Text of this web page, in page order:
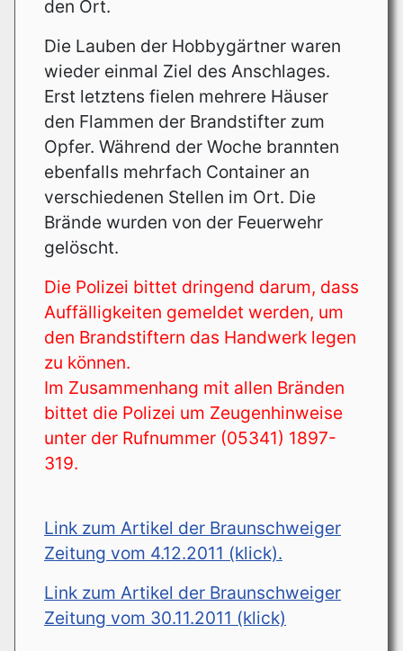
den Ort.
Die Lauben der Hobbygärtner waren
wieder einmal Ziel des Anschlages.
Erst letztens fielen mehrere Häuser
den Flammen der Brandstifter zum
Opfer. Während der Woche brannten
ebenfalls mehrfach Container an
verschiedenen Stellen im Ort. Die
Brände wurden von der Feuerwehr
gelöscht.
Die Polizei bittet dringend darum, dass
Auffälligkeiten gemeldet werden, um
den Brandstiftern das Handwerk legen
zu können.
Im Zusammenhang mit allen Bränden
bittet die Polizei um Zeugenhinweise
unter der Rufnummer (05341) 1897-
319.
Link zum Artikel der Braunschweiger
Zeitung vom 4.12.2011 (klick).
Link zum Artikel der Braunschweiger
Zeitung vom 30.11.2011 (klick)